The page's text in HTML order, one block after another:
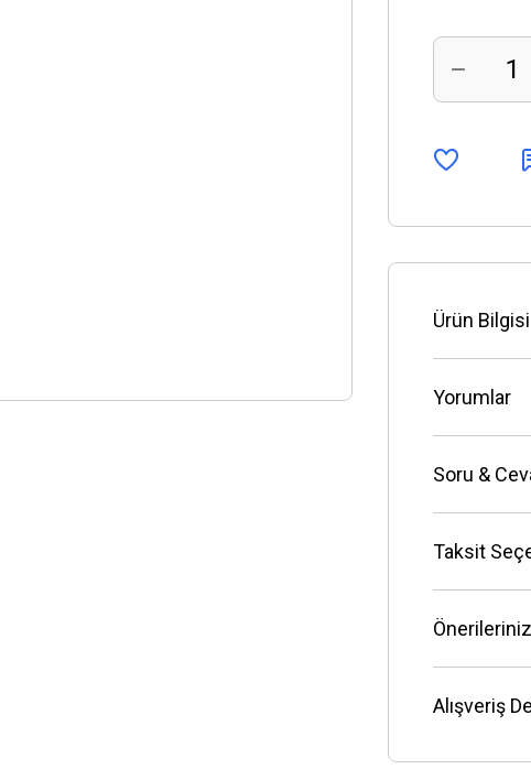
Ürün Bilgisi
Yorumlar
Soru &
Taksit
Önerileriniz
Alışveriş